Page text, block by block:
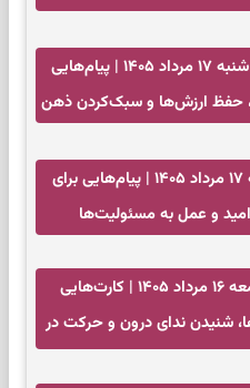
فال فرشتگان امروز شنبه ۱۷ مرداد ۱۴۰۵ | پیام‌هایی
حفظ ارزش‌ها و سبک‌کردن ذهن
فال انبیا امروز شنبه ۱۷ مرداد ۱۴۰۵ | پیام‌هایی برای
و عمل به مسئولیت‌ها
فال تاروت امروز جمعه ۱۶ مرداد ۱۴۰۵ | کارت‌هایی
شنیدن ندای درون و حرکت در